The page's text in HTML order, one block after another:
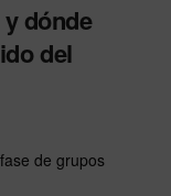
dónde
del
de grupos